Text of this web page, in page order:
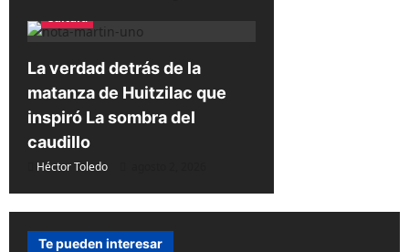
Cultura
La verdad detrás de la
matanza de Huitzilac que
inspiró La sombra del
caudillo
Héctor Toledo
Te pueden interesar